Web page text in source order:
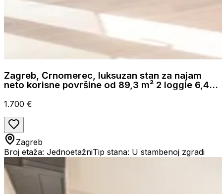
Zagreb, Črnomerec, luksuzan stan za najam
neto korisne površine od 89,3 m² 2 loggie 6,48
1.700 €
Zagreb
Broj etaža: JednoetažniTip stana: U stambenoj zgradi